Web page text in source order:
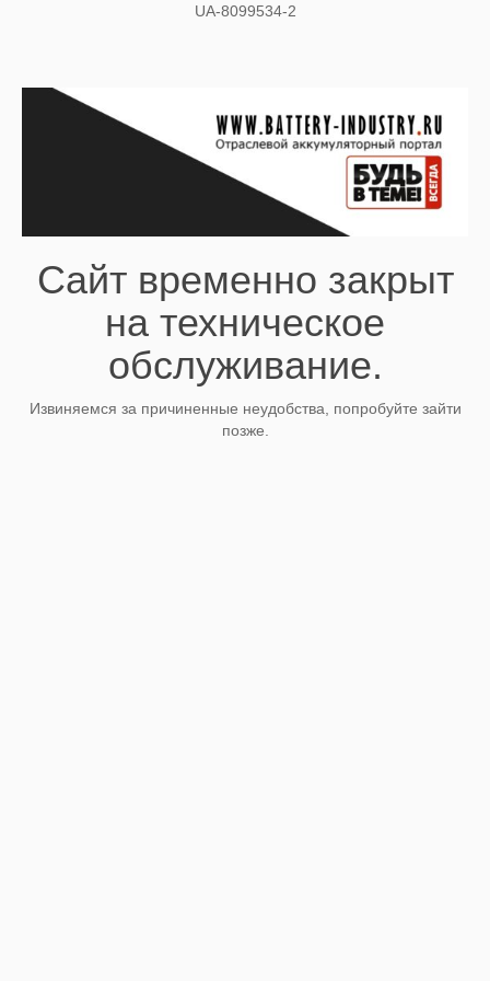
UA-8099534-2
Сайт временно закрыт
на техническое
обслуживание.
Извиняемся за причиненные неудобства, попробуйте зайти
позже.